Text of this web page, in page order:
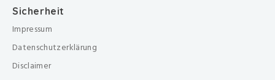
Sicherheit
Impressum
Datenschutzerklärung
Disclaimer